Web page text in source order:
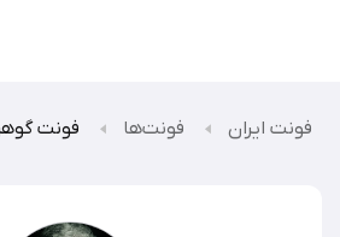
فونت ایران فونت‌ها فونت